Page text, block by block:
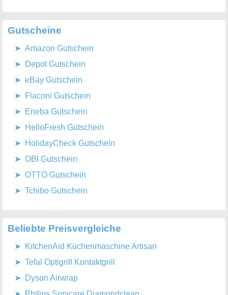
Gutscheine
Amazon Gutschein
Depot Gutschein
eBay Gutschein
Flaconi Gutschein
Eneba Gutschein
HelloFresh Gutschein
HolidayCheck Gutschein
OBI Gutschein
OTTO Gutschein
Tchibo Gutschein
Beliebte Preisvergleiche
KitchenAid Küchenmaschine Artisan
Tefal Optigrill Kontaktgrill
Dyson Airwrap